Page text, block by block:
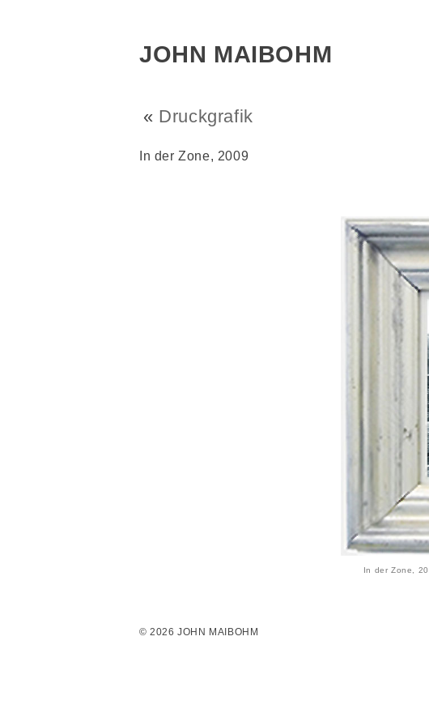
JOHN MAIBOHM
« Druckgrafik
In der Zone, 2009
In der Zone,
© 2026 JOHN MAIBOHM